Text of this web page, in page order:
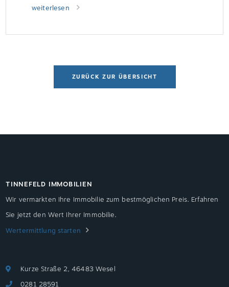
weiterlesen
ZURÜCK ZUR ÜBERSICHT
TINNEFELD IMMOBILIEN
Wir vermarkten Ihre Immobilie zum bestmöglichen Preis. Erfahren
Sie jetzt den Wert Ihrer Immobilie.
Wertermittlung starten
Kurze Straße 2, 46483 Wesel
0281 28591